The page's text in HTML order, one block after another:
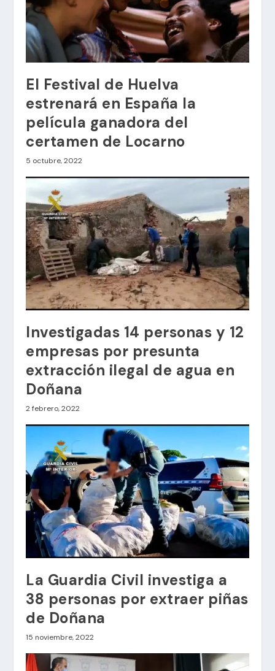
El Festival de Huelva
estrenará en España la
película ganadora del
certamen de Locarno
5 octubre, 2022
Investigadas 14 personas y 12
empresas por presunta
extracción ilegal de agua en
Doñana
2 febrero, 2022
La Guardia Civil investiga a
38 personas por extraer piñas
de Doñana
15 noviembre, 2022